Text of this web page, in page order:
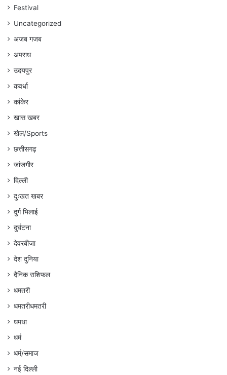
गौरहाFestival
Uncategorized
अजब गजब
अपराध
उदयपुर
कवर्धा
कांकेर
खास खबर
खेल/Sports
छत्तीसगढ़
जांजगीर
दिल्ली
दुःखत खबर
दुर्ग भिलाई
दुर्घटना
देवरबीजा
देश दुनिया
दैनिक राशिफल
धमतरी
धमतरीधमतरी
धमधा
धर्म
धर्म/समाज
नई दिल्ली